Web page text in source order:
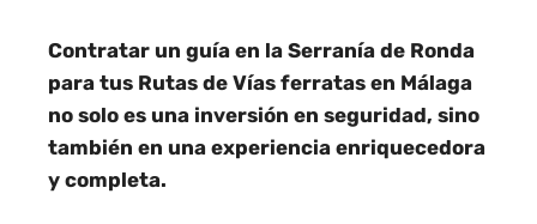
Contratar un guía en la Serranía de Ronda
para tus Rutas de Vías ferratas en Málaga
no solo es una inversión en seguridad, sino
también en una experiencia enriquecedora
y completa.